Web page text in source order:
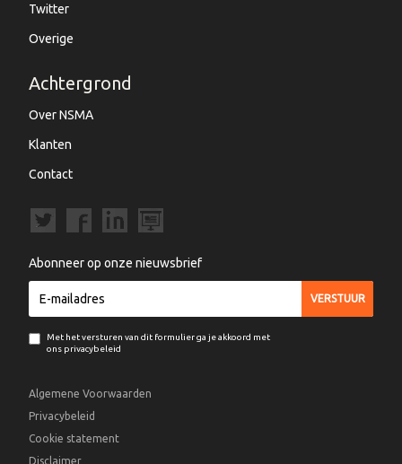
Twitter
Overige
Achtergrond
Over NSMA
Klanten
Contact
Abonneer op onze nieuwsbrief
Met het versturen van dit formulier ga je akkoord met
ons privacybeleid
Algemene Voorwaarden
Privacybeleid
Cookie statement
Disclaimer